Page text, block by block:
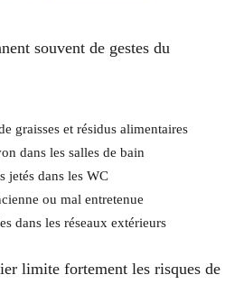
souvent de gestes du
graisses et résidus alimentaires
dans les salles de bain
jetés dans les WC
ou mal entretenue
dans les réseaux extérieurs
limite fortement les risques de